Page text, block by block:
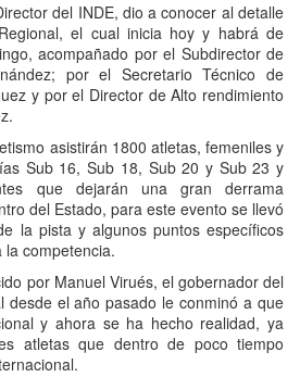
del INDE, dio a conocer al detalle
el cual inicia hoy y habrá de
acompañado por el Subdirector de
por el Secretario Técnico de
y por el Director de Alto rendimiento
asistirán 1800 atletas, femeniles y
Sub 16, Sub 18, Sub 20 y Sub 23 y
que dejarán una gran derrama
del Estado, para este evento se llevó
la pista y algunos puntos específicos
competencia.
por Manuel Virués, el gobernador del
desde el año pasado le conminó a que
y ahora se ha hecho realidad, ya
atletas que dentro de poco tiempo